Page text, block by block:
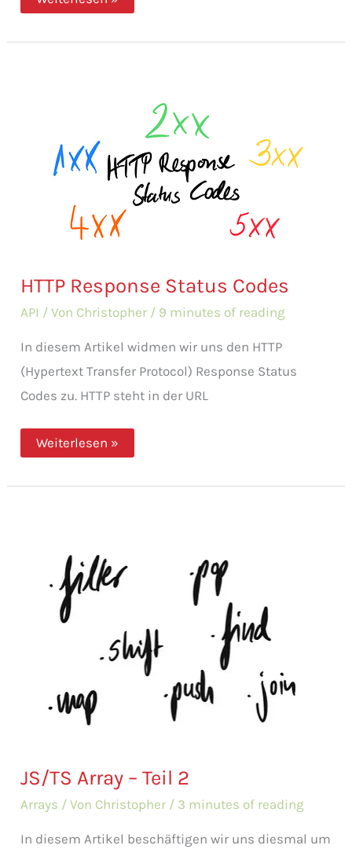
mit
HTTP Response Status Codes
API / Von Christopher / 9 minutes of reading
In diesem Artikel widmen wir uns den HTTP
(Hypertext Transfer Protocol) Response Status
Codes zu. HTTP steht in der URL
HTTP
Response
Weiterlesen »
JS/TS Array – Teil 2
Arrays / Von Christopher / 3 minutes of reading
In diesem Artikel beschäftigen wir uns diesmal um